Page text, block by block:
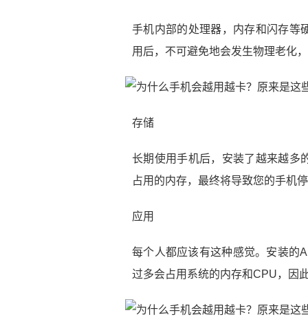
手机内部的处理器，内存和闪存等
用后，不可避免地会发生物理老化
存储
长期使用手机后，安装了越来越多
占用的内存，最终将导致您的手机停
应用
每个人都应该有这种感觉。安装的
过多会占用系统的内存和CPU，因